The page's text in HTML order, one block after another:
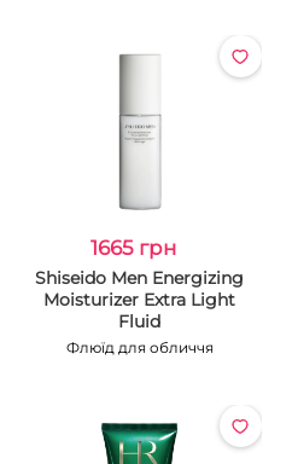
1665 грн
Shiseido Men Energizing
Moisturizer Extra Light
Fluid
Флюїд для обличчя